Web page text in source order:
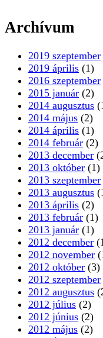
Archívum
2019 szeptember
2019 április (1)
2016 szeptember
2015 január (2)
2014 augusztus
2014 május (2)
2014 április (1)
2014 február (2)
2013 december
2013 október (1)
2013 szeptember
2013 augusztus
2013 április (2)
2013 február (1)
2013 január (1)
2012 december
2012 november
2012 október (3)
2012 szeptember
2012 augusztus
2012 július (2)
2012 június (2)
2012 május (2)